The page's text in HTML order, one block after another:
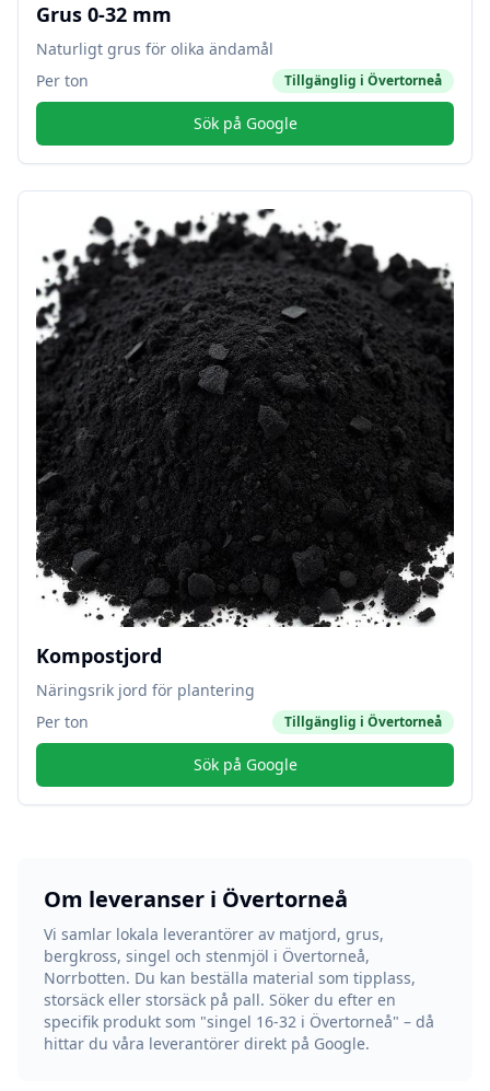
Grus 0-32 mm
Naturligt grus för olika ändamål
Per ton
Tillgänglig i Övertorneå
Sök på Google
Kompostjord
Näringsrik jord för plantering
Per ton
Tillgänglig i Övertorneå
Sök på Google
Om leveranser i Övertorneå
Vi samlar lokala leverantörer av matjord, grus,
bergkross, singel och stenmjöl i Övertorneå,
Norrbotten. Du kan beställa material som tipplass,
storsäck eller storsäck på pall. Söker du efter en
specifik produkt som "singel 16-32 i Övertorneå" – då
hittar du våra leverantörer direkt på Google.